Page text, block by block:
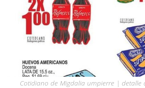
Cotidiano de Migdalia umpierre | detalle